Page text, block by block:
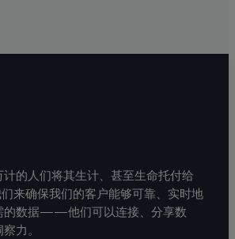
的人们将其生计、甚至生命托付给
来确保我们的客户能够可靠、实时地
的数据——他们可以连接、分享数
力。